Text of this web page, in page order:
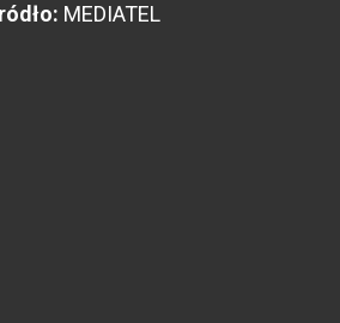
MEDIATEL